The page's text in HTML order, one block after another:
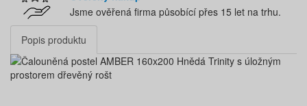
Jsme ověřená firma působící přes 15 let na trhu.
Popis produktu